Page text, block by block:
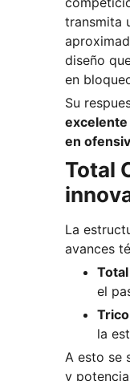
transmita
diseño
en
Su
en
Total
La
avances
el
la
A esto se
y